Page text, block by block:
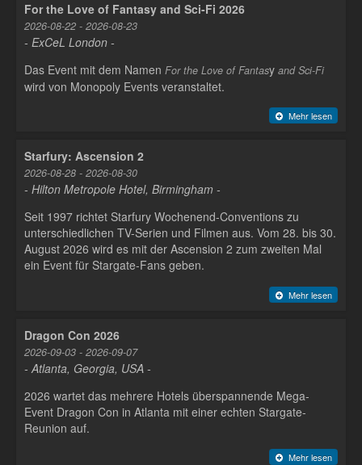
For the Love of Fantasy and Sci-Fi 2026
2026-08-22 - 2026-08-23
- ExCeL London -
Das Event mit dem Namen For the Love of Fantasy and Sci-Fi
wird von Monopoly Events veranstaltet.
Mehr lesen
Starfury: Ascension 2
2026-08-28 - 2026-08-30
- Hilton Metropole Hotel, Birmingham -
Seit 1997 richtet Starfury Wochenend-Conventions zu
unterschiedlichen TV-Serien und Filmen aus. Vom 28. bis 30.
August 2026 wird es mit der Ascension 2 zum zweiten Mal
ein Event für Stargate-Fans geben.
Mehr lesen
Dragon Con 2026
2026-09-03 - 2026-09-07
- Atlanta, Georgia, USA -
2026 wartet das mehrere Hotels überspannende Mega-
Event Dragon Con in Atlanta mit einer echten Stargate-
Reunion auf.
Mehr lesen